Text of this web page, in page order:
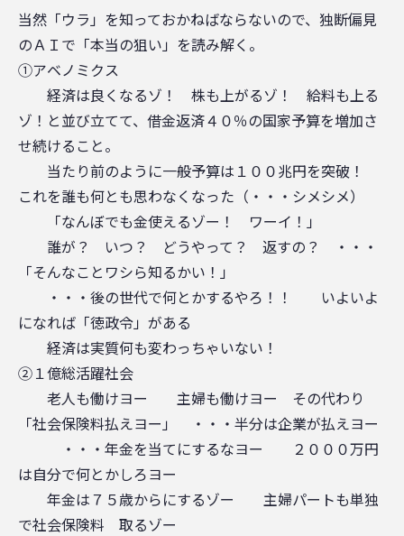
当然「ウラ」を知っておかねばならないので、独断偏見
のＡＩで「本当の狙い」を読み解く。
①アベノミクス
経済は良くなるゾ！ 株も上がるゾ！ 給料も上る
ゾ！と並び立てて、借金返済４０％の国家予算を増加さ
せ続けること。
当たり前のように一般予算は１００兆円を突破！
これを誰も何とも思わなくなった（・・・シメシメ）
「なんぼでも金使えるゾー！ ワーイ！」
誰が？ いつ？ どうやって？ 返すの？ ・・・
「そんなことワシら知るかい！」
・・・後の世代で何とかするやろ！！ いよいよ
になれば「徳政令」がある
経済は実質何も変わっちゃいない！
②１億総活躍社会
老人も働けヨー 主婦も働けヨー その代わり
「社会保険料払えヨー」 ・・・半分は企業が払えヨー
・・・年金を当てにするなヨー ２０００万円
は自分で何とかしろヨー
年金は７５歳からにするゾー 主婦パートも単独
で社会保険料 取るゾー